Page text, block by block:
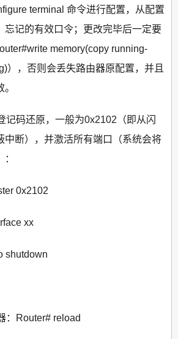
terminal 命令进行配置，从配置
忘记的有效口令；更改完毕后一定要
memory(copy running-
），否则会丢失路由器原配置，并且
记码还原，一般为0x2102（即从闪
中断），并激活所有端口（系统会将
0x2102
xx
shutdown
：Router# reload